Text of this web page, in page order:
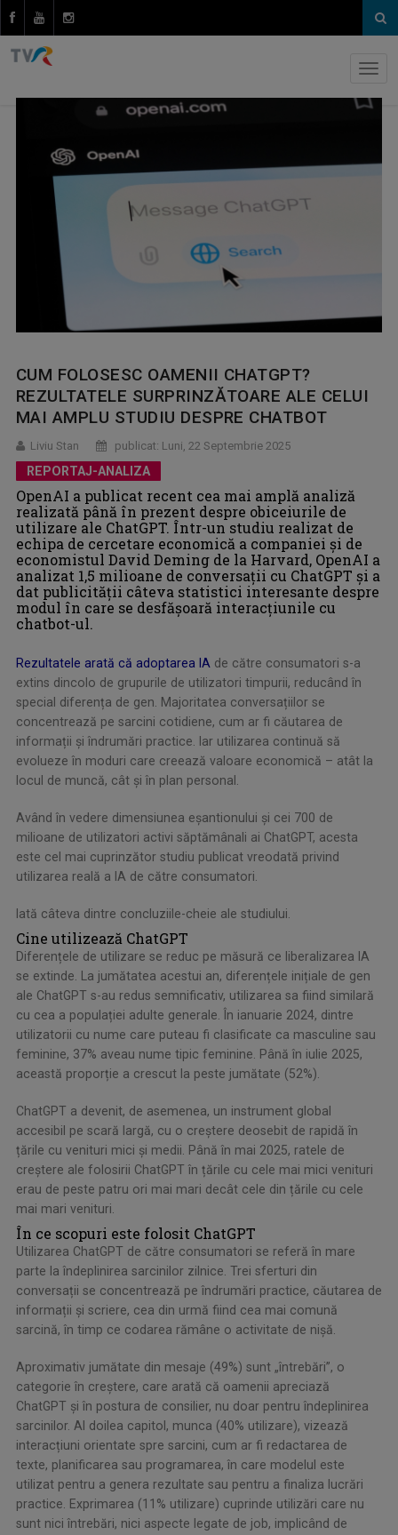
CUM FOLOSESC OAMENII CHATGPT?
REZULTATELE SURPRINZĂTOARE ALE CELUI
MAI AMPLU STUDIU DESPRE CHATBOT
Liviu Stan publicat: Luni, 22 Septembrie 2025
REPORTAJ-ANALIZA
OpenAI a publicat recent cea mai amplă analiză
realizată până în prezent despre obiceiurile de
utilizare ale ChatGPT. Într-un studiu realizat de
echipa de cercetare economică a companiei și de
economistul David Deming de la Harvard, OpenAI a
analizat 1,5 milioane de conversații cu ChatGPT și a
dat publicității câteva statistici interesante despre
modul în care se desfășoară interacțiunile cu
chatbot-ul.
Rezultatele arată că adoptarea IA de către consumatori s-a
extins dincolo de grupurile de utilizatori timpurii, reducând în
special diferența de gen. Majoritatea conversațiilor se
concentrează pe sarcini cotidiene, cum ar fi căutarea de
informații și îndrumări practice. Iar utilizarea continuă să
evolueze în moduri care creează valoare economică – atât la
locul de muncă, cât și în plan personal.
Având în vedere dimensiunea eșantionului și cei 700 de
milioane de utilizatori activi săptămânali ai ChatGPT, acesta
este cel mai cuprinzător studiu publicat vreodată privind
utilizarea reală a IA de către consumatori.
Iată câteva dintre concluziile-cheie ale studiului.
Cine utilizează ChatGPT
Diferențele de utilizare se reduc pe măsură ce liberalizarea IA
se extinde. La jumătatea acestui an, diferențele inițiale de gen
ale ChatGPT s-au redus semnificativ, utilizarea sa fiind similară
cu cea a populației adulte generale. În ianuarie 2024, dintre
utilizatorii cu nume care puteau fi clasificate ca masculine sau
feminine, 37% aveau nume tipic feminine. Până în iulie 2025,
această proporție a crescut la peste jumătate (52%).
ChatGPT a devenit, de asemenea, un instrument global
accesibil pe scară largă, cu o creștere deosebit de rapidă în
țările cu venituri mici și medii. Până în mai 2025, ratele de
creștere ale folosirii ChatGPT în țările cu cele mai mici venituri
erau de peste patru ori mai mari decât cele din țările cu cele
mai mari venituri.
În ce scopuri este folosit ChatGPT
Utilizarea ChatGPT de către consumatori se referă în mare
parte la îndeplinirea sarcinilor zilnice. Trei sferturi din
conversații se concentrează pe îndrumări practice, căutarea de
informații și scriere, cea din urmă fiind cea mai comună
sarcină, în timp ce codarea rămâne o activitate de nișă.
Aproximativ jumătate din mesaje (49%) sunt „întrebări”, o
categorie în creștere, care arată că oamenii apreciază
ChatGPT și în postura de consilier, nu doar pentru îndeplinirea
sarcinilor. Al doilea capitol, munca (40% utilizare), vizează
interacțiuni orientate spre sarcini, cum ar fi redactarea de
texte, planificarea sau programarea, în care modelul este
utilizat pentru a genera rezultate sau pentru a finaliza lucrări
practice. Exprimarea (11% utilizare) cuprinde utilizări care nu
sunt nici întrebări, nici aspecte legate de job, implicând de